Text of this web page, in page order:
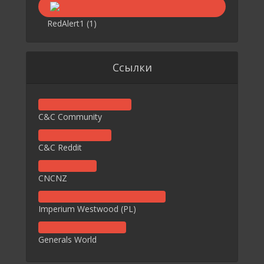
RedAlert1 (1)
Ссылки
C&C Community
C&C Reddit
CNCNZ
Imperium Westwood (PL)
Generals World